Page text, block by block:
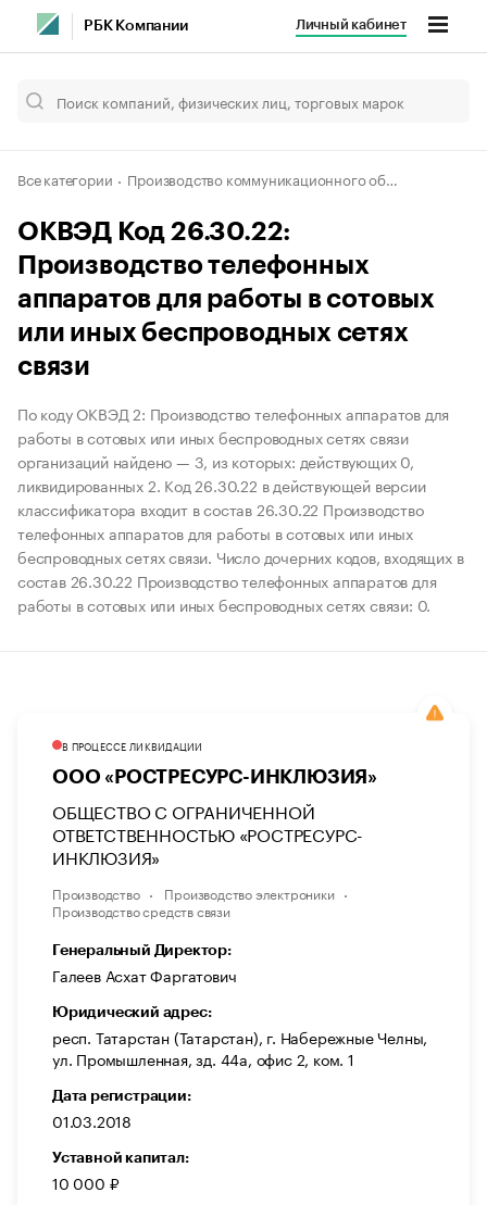
РБК Компании Личный кабинет
Все категории Производство коммуникационного оборудования
ОКВЭД Код 26.30.22:
Производство телефонных
аппаратов для работы в сотовых
или иных беспроводных сетях
связи
По коду ОКВЭД 2: Производство телефонных аппаратов для
работы в сотовых или иных беспроводных сетях связи
организаций найдено — 3, из которых: действующих 0,
ликвидированных 2. Код 26.30.22 в действующей версии
классификатора входит в состав 26.30.22 Производство
телефонных аппаратов для работы в сотовых или иных
беспроводных сетях связи. Число дочерних кодов, входящих в
состав 26.30.22 Производство телефонных аппаратов для
работы в сотовых или иных беспроводных сетях связи: 0.
В ПРОЦЕССЕ ЛИКВИДАЦИИ
ООО «РОСТРЕСУРС-ИНКЛЮЗИЯ»
ОБЩЕСТВО С ОГРАНИЧЕННОЙ
ОТВЕТСТВЕННОСТЬЮ «РОСТРЕСУРС-
ИНКЛЮЗИЯ»
Производство
Производство электроники
Производство средств связи
Генеральный Директор:
Галеев Асхат Фаргатович
Юридический адрес:
респ. Татарстан (Татарстан), г. Набережные Челны,
ул. Промышленная, зд. 44а, офис 2, ком. 1
Дата регистрации:
01.03.2018
Уставной капитал:
10 000 ₽